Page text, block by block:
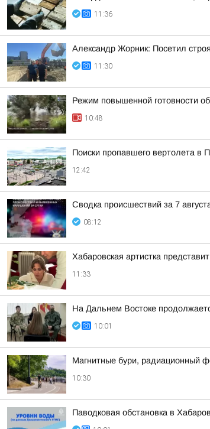
11:36
Александр Жорник: Посетил
11:30
Режим повышенной готовности
10:48
Поиски пропавшего вертолета в
12:42
Сводка происшествий за 7
08:12
Хабаровская артистка
11:33
На Дальнем Востоке
10:01
Магнитные бури, радиационный
10:30
Паводковая обстановка в